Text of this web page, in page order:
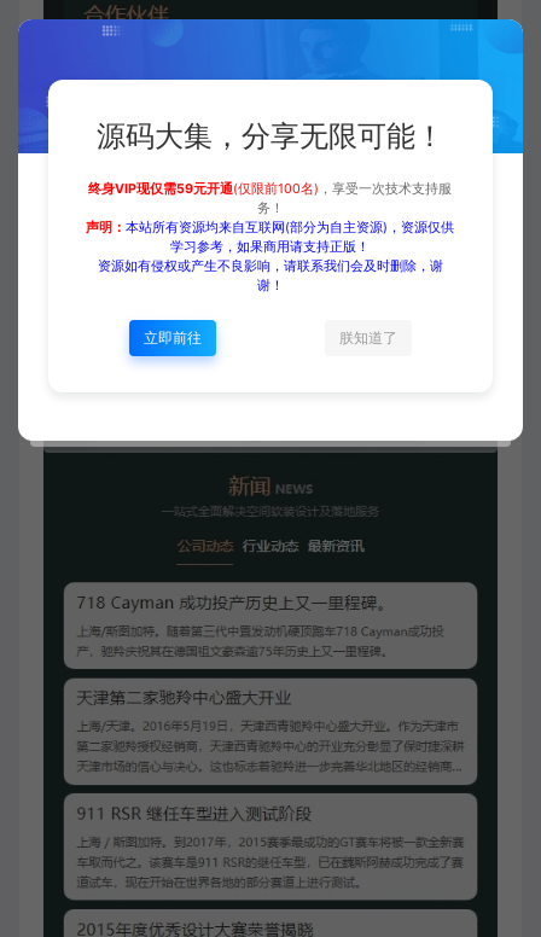
源码大集，分享无限可能！
终身VIP现仅需59元开通(仅限前100名) ，享受一次技术支持服
务！
声明：本站所有资源均来自互联网(部分为自主资源)，资源仅供
学习参考，如果商用请支持正版！
资源如有侵权或产生不良影响，请联系我们会及时删除，谢
谢！
立即前往 朕知道了